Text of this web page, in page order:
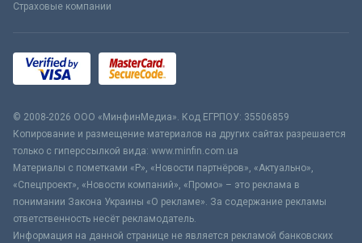
Страховые компании
© 2008-2026 ООО «МинфинМедиа». Код ЕГРПОУ: 35506859
Копирование и размещение материалов на других сайтах разрешается
только с гиперссылкой вида: www.minfin.com.ua
Материалы с пометками «Р», «Новости партнёров», «Актуально»,
«Спецпроект», «Новости компаний», «Промо» – это реклама в
понимании Закона Украины «О рекламе». За содержание рекламы
ответственность несёт рекламодатель.
Информация на данной странице не является рекламой банковских